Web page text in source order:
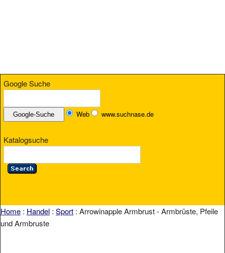
Google Suche
Web www.suchnase.de
Katalogsuche
Home : Handel : Sport : Arrowinapple Armbrust - Armbrüste, Pfeile
und Armbruste